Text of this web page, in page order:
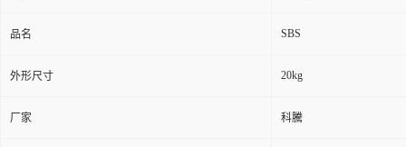
品名 SBS
外形尺寸 20kg
厂家 科騰